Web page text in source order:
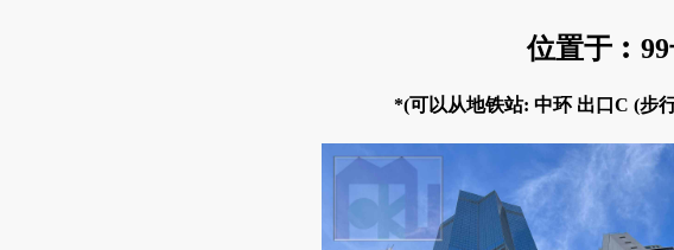
位置于
*(可以从地铁站: 中环 出口C (步